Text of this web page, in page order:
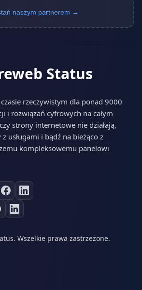
naszym partnerem →
Status
rzeczywistym dla ponad 9000
i rozwiązań cyfrowych na całym
strony internetowe nie działają,
usługami i bądź na bieżąco z
kompleksowemu panelowi
Wszelkie prawa zastrzeżone.